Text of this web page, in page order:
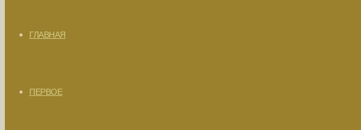
ГЛАВНАЯ
ПЕРВОЕ